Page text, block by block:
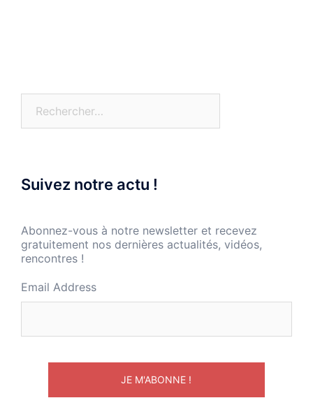
Suivez notre actu !
Abonnez-vous à notre newsletter et recevez
gratuitement nos dernières actualités, vidéos,
rencontres !
Email Address